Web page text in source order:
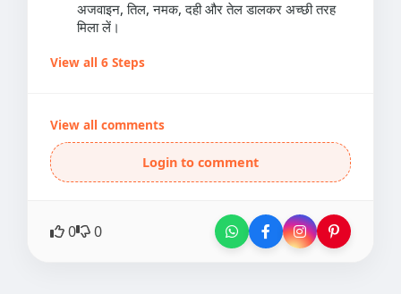
अजवाइन, तिल, नमक, दही और तेल डालकर अच्छी तरह
मिला लें।
View all 6 Steps
View all comments
Login to comment
0 0